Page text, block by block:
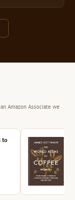
Amazon Associate we
to